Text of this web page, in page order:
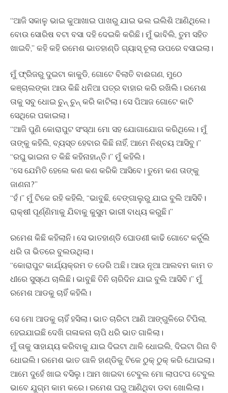
“ଆଜି ସକାଳୁ ଭାଇ କୁଆଖାଇ ପାଖରୁ ଯାଇ ଭଲ ଇଲିଶି ଆଣିଥିଲେ।
ବୋଉ ସୋରିଷ ବଟା ବସା ଦହି ଦେଇକି କରିଛି। ମୁଁ ଭାବିଲି, ତୁମ ସହିତ
ଖାଇବି,” କହି କହି ରମେଶ ଭାତହାଣ୍ଡି ଗ୍ୟାସ୍ ଚୂଲା ଉପରେ ବସାଇଲା।
ମୁଁ ଫ୍ରିଜରୁ ଦୁଇଟା କାକୁଡି, ଗୋଟେ ବିଲାତି ବାଈଗଣ, ମୁଠେ
କଞ୍ଚାଲଙ୍କା ଆଉ କିଛି ଧନିଆ ପତ୍ର ବାହାର କରି ରଖିଲି। ରମେଶ
ତାକୁ ସବୁ ଧୋଇ ଚୁନ୍ ଚୁନ୍ କରି କାଟିଲା। ସେ ପିଆଜ ଗୋଟେ କାଟି
ସେଥିରେ ପକାଇଲା।
“ଆଜି ପୁଣି କୋରାପୁଟ ସଂସ୍ଥା ମୋ ସହ ଯୋଗାଯୋଗ କରିଥିଲେ। ମୁଁ
ତାଙ୍କୁ କହିଲି, ବ୍ୟସ୍ତ ହେବାର କିଛି ନାହିଁ, ଆମେ ନିଶ୍ଚୟ ଆସିବୁ।”
“ରଘୁ ଭାଇନା ତ କିଛି କହିନାହାନ୍ତି।” ମୁଁ କହିଲି।
“ସେ ଯେମିତି ହେଲେ କଣ କଣ କରିକି ଆସିବେ। ତୁମେ କଣ ତାଙ୍କୁ
ଜାଣନା?”
“ହଁ।” ମୁଁ ଟିକେ ରହି କହିଲି, “ଭାବୁଛି, ବେଙ୍ଗାଲୁରୁ ଯାଇ ବୁଲି ଆସିବି।
ରାକ୍ଷୀ ପୂର୍ଣ୍ଣିମାକୁ ଯିବାକୁ କୁସୁମ ଭାରୀ ବାଧ୍ୟ କରୁଛି।”
ରମେଶ କିଛି କହିଲାନି। ସେ ଭାତହାଣ୍ଡି ଘୋଡଣୀ କାଢି ଗୋଟେ କର୍ଚୁଲି
ଧରି ତା ଭିତରେ ବୁଲଉଥିଲା।
“କୋରାପୁଟ କାର୍ଯ୍ୟକ୍ରମ ତ ଡେରି ଅଛି। ଆଉ ନୂଆ ଆଲବମ କାମ ତ
ଧୀରେ ସୁସ୍ଥେ ଚାଲିଛି। ଭାବୁଛି ତିନି ଚାରିଦିନ ଯାଇ ବୁଲି ଆସିବି।” ମୁଁ
ରମେଶ ଆଡକୁ ଚାହିଁ କହିଲି।
ସେ ମୋ ଆଡକୁ ଚାହିଁ ହସିଲା। ଭାତ ଚାରିଟା ଆଣି ଆଙ୍ଗୁଳିରେ ଟିପିଲା,
ହେଇଯାଇଛି ଦେଖି ଗଳାକନା ଚାପି ଧରି ଭାତ ଗାଳିଲା।
ମୁଁ ତାକୁ ସାହାଯ୍ୟ କରିବାକୁ ଯାଇ ଦିଇଟା ଥାଳି ଧୋଇଲି, ଦିଇଟା ଗିନା ବି
ଧୋଇଲି। ରମେଶ ଭାତ ଗାଳି ହାଣ୍ଡିକୁ ଟିକେ ଠୁକ୍ ଠୁକ୍ କରି ଥୋଇଲା।
ଆମେ ଦୁହେଁ ଖାଇ ବସିଲୁ। ଆମ ଖାଇବା ଟେବୁଲ ମୋ ଲାପଟପ ଟେବୁଲ
ଭାବେ ଯୁଗ୍ମ କାମ କରେ। ରମେଶ ଘରୁ ଆଣିଥିବା ଡବା ଖୋଲିଲା।